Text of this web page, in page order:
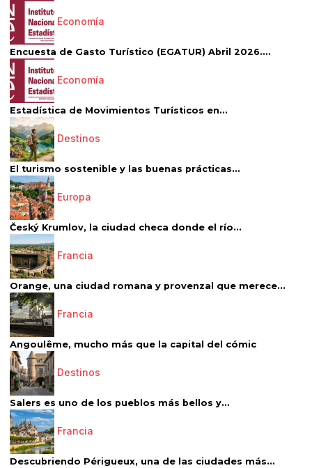
Economía
Encuesta de Gasto Turístico (EGATUR) Abril 2026....
Economía
Estadística de Movimientos Turísticos en...
Destinos
El turismo sostenible y las buenas prácticas...
Europa
Český Krumlov, la ciudad checa donde el río...
Francia
Orange, una ciudad romana y provenzal que merece...
Francia
Angoulême, mucho más que la capital del cómic
Destinos
Salers es uno de los pueblos más bellos y...
Francia
Descubriendo Périgueux, una de las ciudades más...